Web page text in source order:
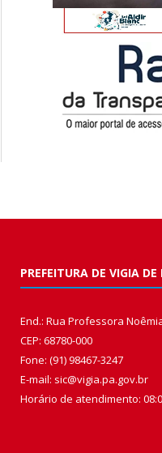
PREFEITURA DE VIGIA DE
End.: Rua Professora
CEP: 68780-000
Fone: (91) 98467-3247
E-mail: sic@vigia.pa.gov.br
Horário de atendimento: